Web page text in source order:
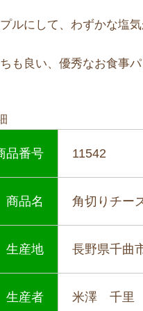
ルにして、わずかな塩
も良い、優秀なお食事パ
品番号 11542
商品名 角切りチー
生産地 長野県千曲
生産者 米澤 千里